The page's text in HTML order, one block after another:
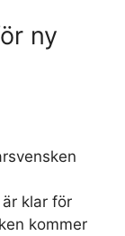
ny
klar för
kommer